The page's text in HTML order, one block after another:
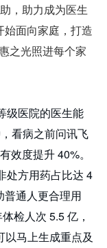
，助力成为医生
始面向家庭，打造
之光照进每个家
级医院的医生能
看病之前问讯飞
效度提升 40%。
处方用药占比达 4
通人更合理用
检人次 5.5 亿，
马上生成重点及